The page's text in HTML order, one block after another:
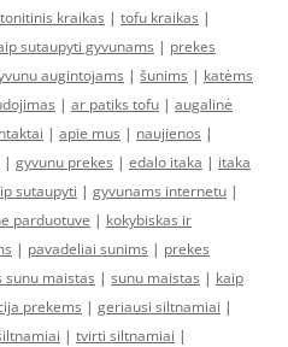
kraikas | tofu kraikas |
sutaupyti gyvunams | prekes
augintojams | šunims | katėms
| ar patiks tofu | augalinė
| apie mus | naujienos |
| gyvunu prekes | edalo itaka | itaka
sutaupyti | gyvunams internetu |
parduotuve | kokybiskas ir
| pavadeliai sunims | prekes
sunu maistas | sunu maistas | kaip
prekems | geriausi siltnamiai |
| tvirti siltnamiai |